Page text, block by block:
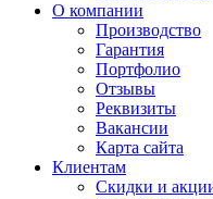
О компании
Производство
Гарантия
Портфолио
Отзывы
Реквизиты
Вакансии
Карта сайта
Клиентам
Скидки и